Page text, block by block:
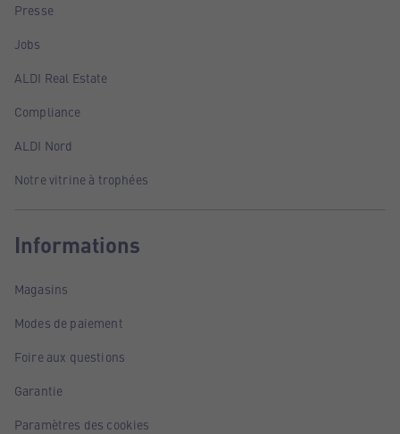
Presse
Jobs
ALDI Real Estate
Compliance
ALDI Nord
Notre vitrine à trophées
Informations
Magasins
Modes de paiement
Foire aux questions
Garantie
Paramètres des cookies